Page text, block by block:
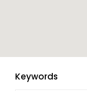
Keywords